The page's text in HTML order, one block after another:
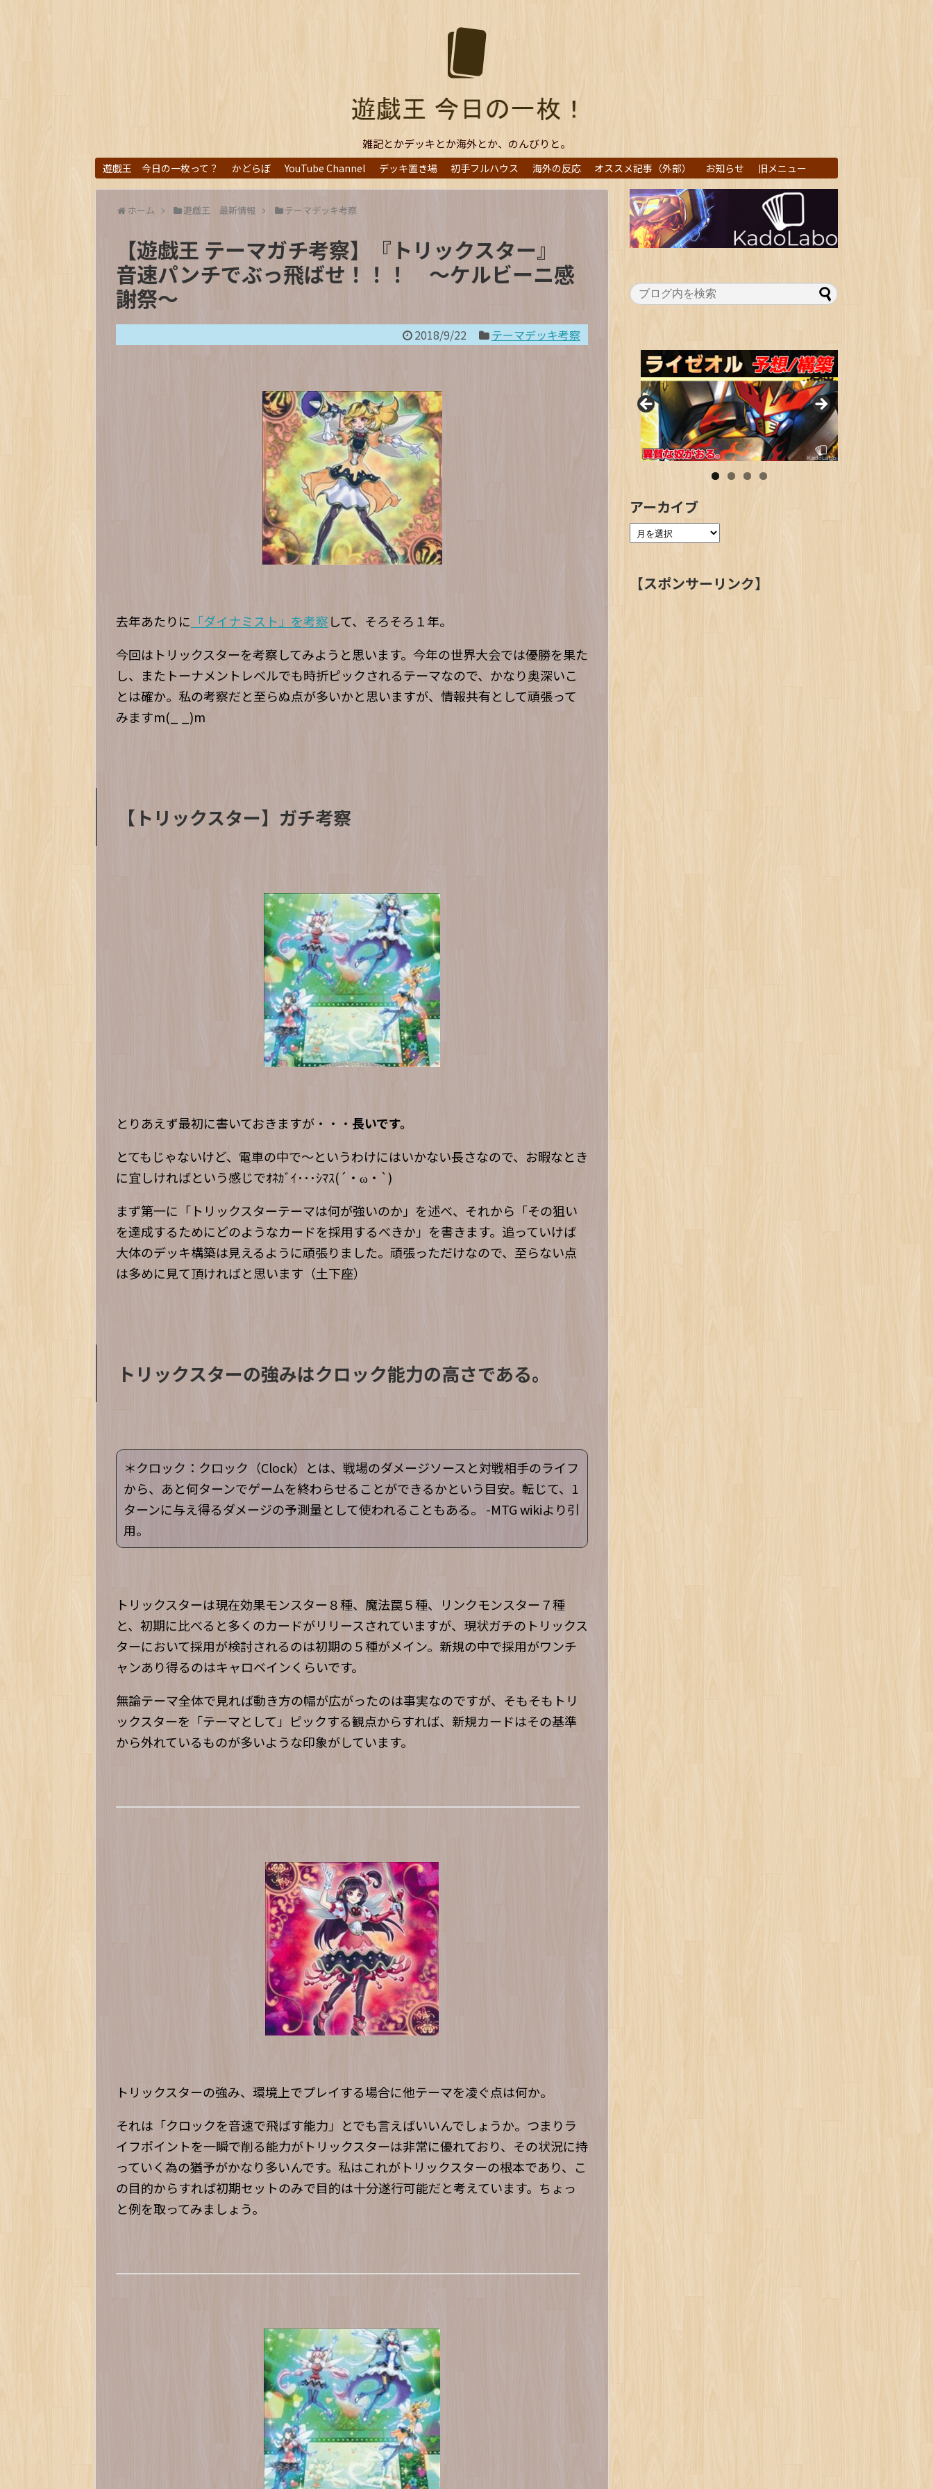
雑記とかデッキとか海外とか、のんびりと。
遊戯王 今日の一枚って？ かどらぼ YouTube Channel デッキ置き場 初手フルハウス 海外の反応 オススメ記事（外部） お知らせ 旧メニュー
ホーム 遊戯王 最新情報 テーマデッキ考察
【遊戯王 テーマガチ考察】『トリックスター』
音速パンチでぶっ飛ばせ！！！ ～ケルビーニ感
謝祭～
2018/9/22 テーマデッキ考察
去年あたりに 「ダイナミスト」を考察して、そろそろ１年。
今回はトリックスターを考察してみようと思います。今年の世界大会では優勝を果た
し、またトーナメントレベルでも時折ピックされるテーマなので、かなり奥深いこ
とは確か。私の考察だと至らぬ点が多いかと思いますが、情報共有として頑張って
みますm(_ _)m
【トリックスター】ガチ考察
とりあえず最初に書いておきますが・・・ 長いです。
とてもじゃないけど、電車の中で～というわけにはいかない長さなので、お暇なとき
に宜しければという感じでｵﾈｶﾞｲ･･･ｼﾏｽ(´・ω・`)
まず第一に「トリックスターテーマは何が強いのか」を述べ、それから「その狙い
を達成するためにどのようなカードを採用するべきか」を書きます。追っていけば
大体のデッキ構築は見えるように頑張りました。頑張っただけなので、至らない点
は多めに見て頂ければと思います（土下座）
トリックスターの強みはクロック能力の高さである。
＊クロック：クロック（Clock）とは、戦場のダメージソースと対戦相手のライフ
から、あと何ターンでゲームを終わらせることができるかという目安。転じて、1
ターンに与え得るダメージの予測量として使われることもある。 -MTG wikiより引
用。
トリックスターは現在効果モンスター８種、魔法罠５種、リンクモンスター７種
と、初期に比べると多くのカードがリリースされていますが、現状ガチのトリックス
ターにおいて採用が検討されるのは初期の５種がメイン。新規の中で採用がワンチ
ャンあり得るのはキャロベインくらいです。
無論テーマ全体で見れば動き方の幅が広がったのは事実なのですが、そもそもトリ
ックスターを「テーマとして」ピックする観点からすれば、新規カードはその基準
から外れているものが多いような印象がしています。
トリックスターの強み、環境上でプレイする場合に他テーマを凌ぐ点は何か。
それは「クロックを音速で飛ばす能力」とでも言えばいいんでしょうか。つまりラ
イフポイントを一瞬で削る能力がトリックスターは非常に優れており、その状況に持
っていく為の猶予がかなり多いんです。私はこれがトリックスターの根本であり、こ
の目的からすれば初期セットのみで目的は十分遂行可能だと考えています。ちょっ
と例を取ってみましょう。
アーカイブ
【スポンサーリンク】